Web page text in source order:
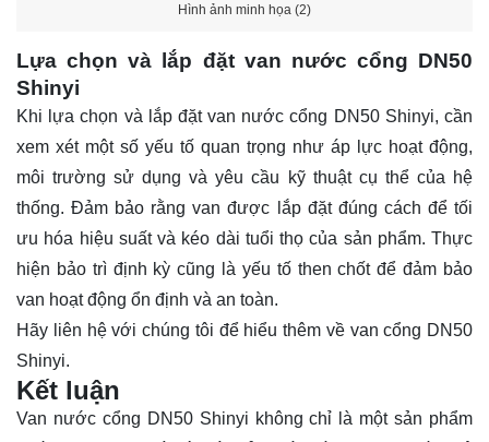
Hình ảnh minh họa (2)
Lựa chọn và lắp đặt van nước cổng DN50
Shinyi
Khi lựa chọn và lắp đặt van nước cổng DN50 Shinyi, cần
xem xét một số yếu tố quan trọng như áp lực hoạt động,
môi trường sử dụng và yêu cầu kỹ thuật cụ thể của hệ
thống. Đảm bảo rằng van được lắp đặt đúng cách để tối
ưu hóa hiệu suất và kéo dài tuổi thọ của sản phẩm. Thực
hiện bảo trì định kỳ cũng là yếu tố then chốt để đảm bảo
van hoạt động ổn định và an toàn.
Hãy liên hệvới chúng tôi để hiểu thêm về van cổng DN50
Shinyi.
Kết luận
Van nước cổng DN50 Shinyi không chỉ là một sản phẩm